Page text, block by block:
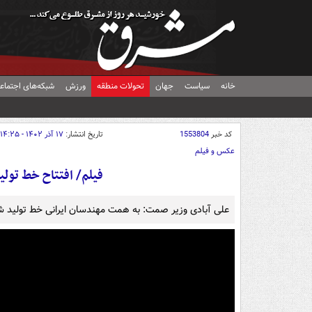
خانه سیاست جهان تحولات منطقه ورزش شبکه‌های
کد خبر1553804 تاریخ انتشار: ۱۷ آذر ۱۴۰۲ - ۱۴:۲۵
عکس و فیلم
فیلم/ افتتاح خط
علی آبادی وزیر صمت: به همت مهندسان ایرانی خط تولید